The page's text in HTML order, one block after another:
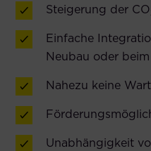
Steigerung der CO
Einfache
Neubau oder
Nahezu keine
Unabhängigkeit